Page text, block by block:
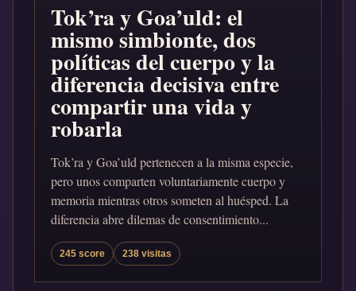
Tok’ra y Goa’uld: el
mismo simbionte, dos
políticas del cuerpo y la
diferencia decisiva entre
compartir una vida y
robarla
Tok’ra y Goa’uld pertenecen a la misma especie,
pero unos comparten voluntariamente cuerpo y
memoria mientras otros someten al huésped. La
diferencia abre dilemas de consentimiento...
245 score 238 visitas